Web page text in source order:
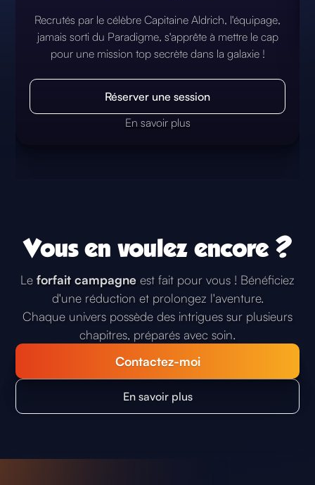
Recrutés par le célèbre Capitaine Aldrich, l'équipage,
jamais sorti du Paradigme, s'apprête à mettre le cap
pour une mission top secrète dans la galaxie !
Réserver une session
En savoir plus
Vous en voulez encore ?
Le forfait campagne est fait pour vous ! Bénéficiez
d'une réduction et prolongez l'aventure.
Chaque univers possède des intrigues sur plusieurs
chapitres, préparés avec soin.
Contactez-moi
TIME TO ROLE !
En savoir plus